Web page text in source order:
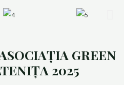
GREEN
2025